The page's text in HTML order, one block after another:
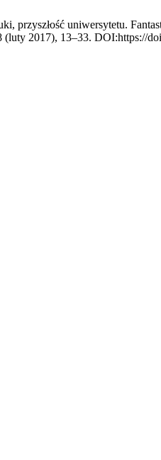
przyszłość uniwersytetu.
(luty 2017), 13–33. DOI:https://